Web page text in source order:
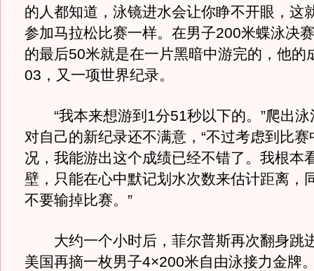
的人都知道，泳镜进水会让你睁不开眼，这
参加马拉松比赛一样。在男子200米蝶泳决
的最后50米就是在一片黑暗中游完的，他的
03，又一项世界纪录。
“我本来想游到1分51秒以下的。”爬出泳
对自己的新纪录还不满意，“不过考虑到比赛
况，我能游出这个成绩已经不错了。我根本
壁，只能在心中默记划水次数来估计距离，
不要输掉比赛。”
大约一个小时后，菲尔普斯再次翻身跳
美国再摘一枚男子4×200米自由泳接力金牌